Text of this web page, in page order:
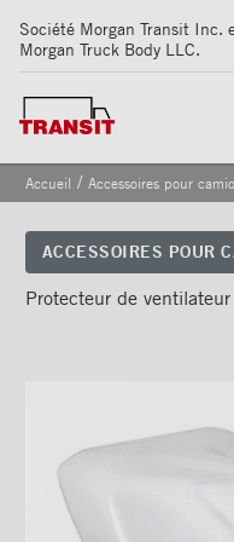
Société Morgan Transit Inc.
Morgan Truck Body LLC.
Accueil / Accessoires pour
ACCESSOIRES POUR
Coins avant
Portes
Pare-chocs
Protecteur de
Protecteur de